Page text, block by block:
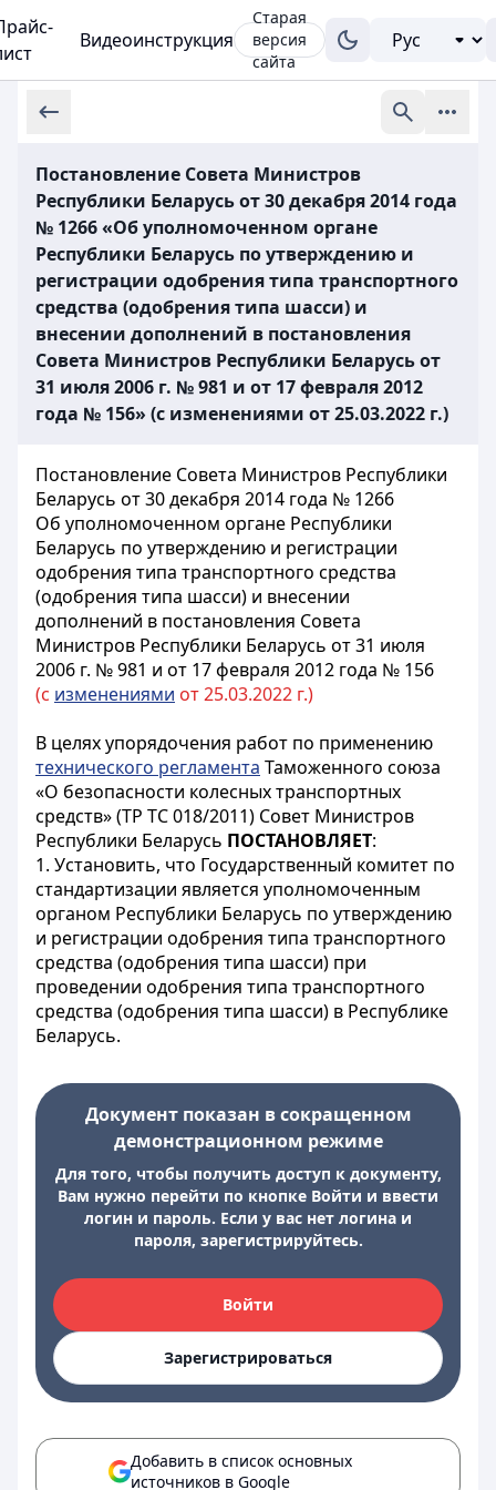
Видеоинструкция
Старая
версия
сайта
Постановление Совета Министров
Республики Беларусь от 30 декабря 2014 года
№ 1266 «Об уполномоченном органе
Республики Беларусь по утверждению и
регистрации одобрения типа транспортного
средства (одобрения типа шасси) и
внесении дополнений в постановления
Совета Министров Республики Беларусь от
31 июля 2006 г. № 981 и от 17 февраля 2012
года № 156» (с изменениями от 25.03.2022 г.)
Постановление Совета Министров Республики
Беларусь от 30 декабря 2014 года № 1266
Об уполномоченном органе Республики
Беларусь по утверждению и регистрации
одобрения типа транспортного средства
(одобрения типа шасси) и внесении
дополнений в постановления Совета
Министров Республики Беларусь от 31 июля
2006 г. № 981 и от 17 февраля 2012 года № 156
(с изменениями от 25.03.2022 г.)
В целях упорядочения работ по применению
технического регламента Таможенного союза
«О безопасности колесных транспортных
средств» (ТР ТС 018/2011) Совет Министров
Республики Беларусь ПОСТАНОВЛЯЕТ:
1. Установить, что Государственный комитет по
стандартизации является уполномоченным
органом Республики Беларусь по утверждению
и регистрации одобрения типа транспортного
средства (одобрения типа шасси) при
проведении одобрения типа транспортного
средства (одобрения типа шасси) в Республике
Беларусь.
Документ показан в сокращенном
демонстрационном режиме
Для того, чтобы получить доступ к документу,
Вам нужно перейти по кнопке Войти и ввести
логин и пароль. Если у вас нет логина и
пароля, зарегистрируйтесь.
Войти
Зарегистрироваться
Добавить в список основных
источников в Google